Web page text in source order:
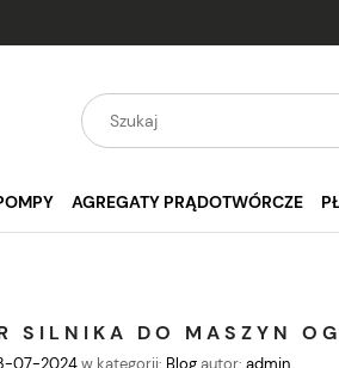
AGREGATY PRĄDOTWÓRCZE
SILNIKA DO MASZYN
07-2024w kategorii: Blogautor: admin